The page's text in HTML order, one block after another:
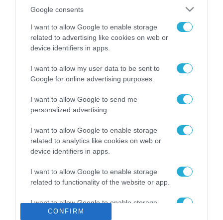
Google consents
I want to allow Google to enable storage
related to advertising like cookies on web or
device identifiers in apps.
I want to allow my user data to be sent to
Google for online advertising purposes.
I want to allow Google to send me
personalized advertising.
I want to allow Google to enable storage
related to analytics like cookies on web or
device identifiers in apps.
I want to allow Google to enable storage
related to functionality of the website or app.
I want to allow Google to enable storage
related to personalization.
CONFIRM
Το χρηματοδοτούμενο
από την ΕΕ έργο “The
Gaming Police”
ενισχύει την ασφάλεια
των παιδιών στο
31.07.2026
ΑΑΔΕ: Διευκρινίσεις
για τα πρόστιμα σε
παραβάσεις που
31.07.2026
Τεχνητή Νοημοσύνη
δεν είναι απλώς μια
νέα τεχνολογία, είναι
επανάσταση»
31.07.2026
Νέος οδηγός του ΕΚΤ
για τη χρηματοδότηση
των ελληνικών
επιχειρήσεων στον
χώρο της άμυνας